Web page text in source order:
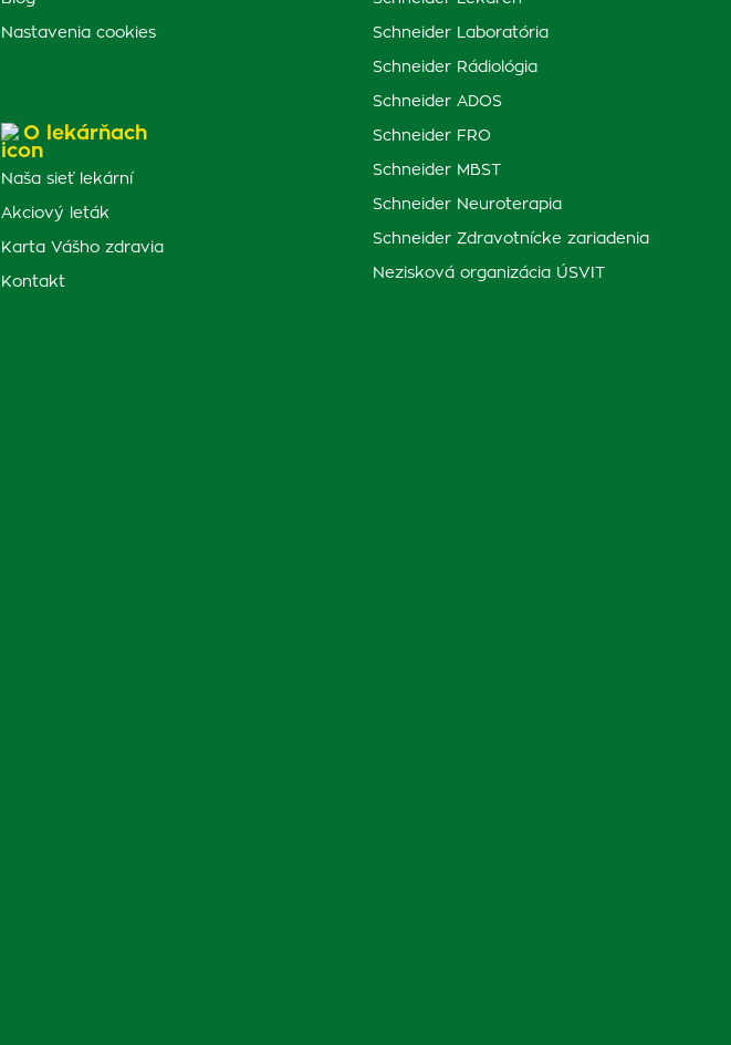
Nastavenia cookies
O lekárňach
Naša sieť lekární
Akciový leták
Karta Vášho zdravia
Kontakt
Schneider Laboratória
Schneider Rádiológia
Schneider ADOS
Schneider FRO
Schneider MBST
Schneider Neuroterapia
Schneider Zdravotnícke zariadenia
Nezisková organizácia ÚSVIT